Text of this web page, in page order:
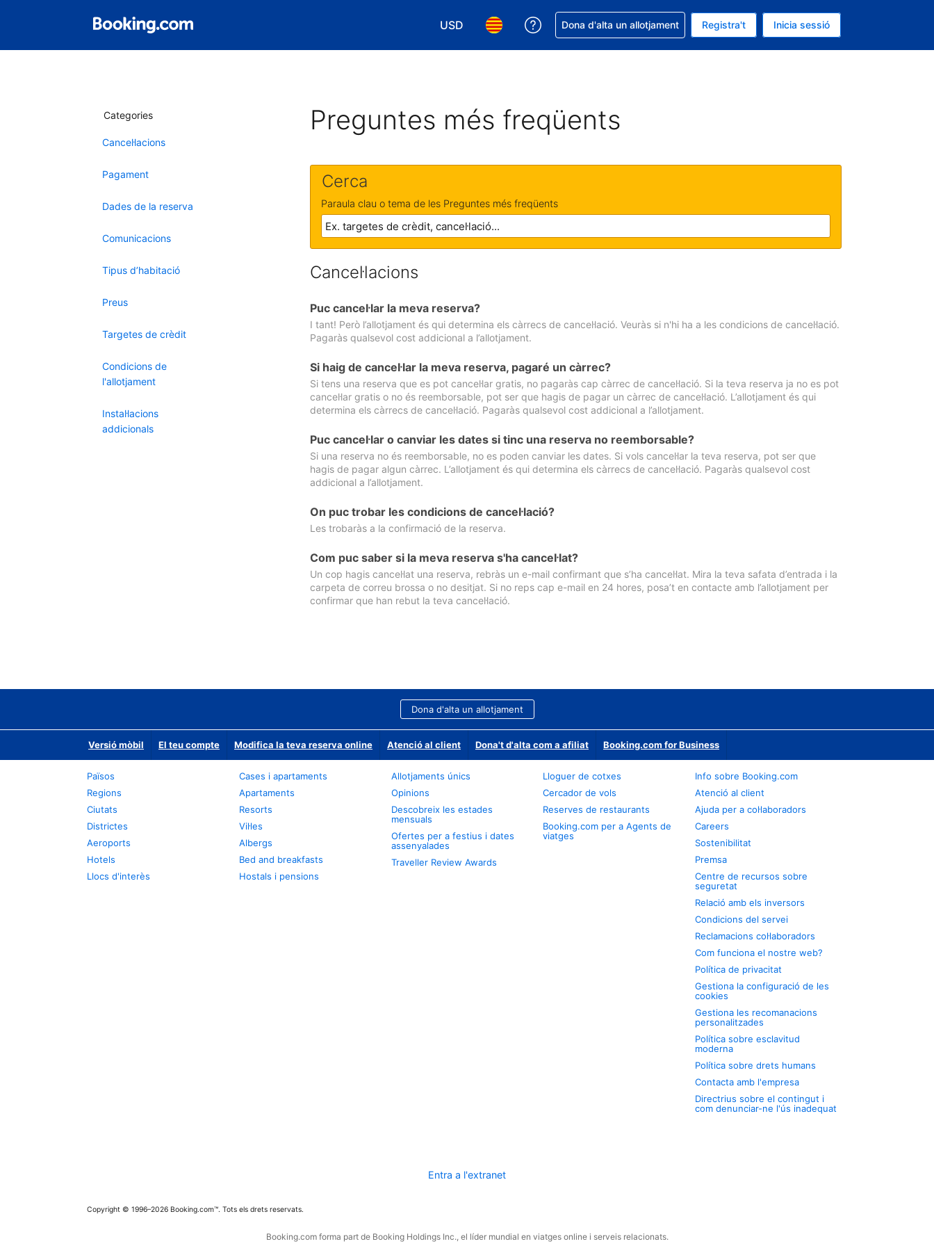
USD
Tria la moneda. La moneda actual és Dòlar dels Estats Units
Tria l'idioma. L'idioma actual és Català
Rep ajuda amb la reserva
Dona d'alta un allotjament Registra't Inicia sessió
Categories
Cancel·lacions
Pagament
Dades de la reserva
Comunicacions
Tipus d’habitació
Preus
Targetes de crèdit
Condicions de
l'allotjament
Instal·lacions
addicionals
Preguntes més freqüents
Cerca
Paraula clau o tema de les Preguntes més freqüents
Cancel·lacions
Puc cancel·lar la meva reserva?
I tant! Però l’allotjament és qui determina els càrrecs de cancel·lació. Veuràs si n'hi ha a les condicions de cancel·lació.
Pagaràs qualsevol cost addicional a l’allotjament.
Si haig de cancel·lar la meva reserva, pagaré un càrrec?
Si tens una reserva que es pot cancel·lar gratis, no pagaràs cap càrrec de cancel·lació. Si la teva reserva ja no es pot
cancel·lar gratis o no és reemborsable, pot ser que hagis de pagar un càrrec de cancel·lació. L’allotjament és qui
determina els càrrecs de cancel·lació. Pagaràs qualsevol cost addicional a l’allotjament.
Puc cancel·lar o canviar les dates si tinc una reserva no reemborsable?
Si una reserva no és reemborsable, no es poden canviar les dates. Si vols cancel·lar la teva reserva, pot ser que
hagis de pagar algun càrrec. L’allotjament és qui determina els càrrecs de cancel·lació. Pagaràs qualsevol cost
addicional a l’allotjament.
On puc trobar les condicions de cancel·lació?
Les trobaràs a la confirmació de la reserva.
Com puc saber si la meva reserva s'ha cancel·lat?
Un cop hagis cancel·lat una reserva, rebràs un e-mail confirmant que s’ha cancel·lat. Mira la teva safata d’entrada i la
carpeta de correu brossa o no desitjat. Si no reps cap e-mail en 24 hores, posa’t en contacte amb l’allotjament per
confirmar que han rebut la teva cancel·lació.
Dona d'alta un allotjament
Versió mòbil El teu compte Modifica la teva reserva online Atenció al client Dona't d'alta com a afiliat Booking.com for Business
Països
Regions
Ciutats
Districtes
Aeroports
Hotels
Llocs d'interès
Cases i apartaments
Apartaments
Resorts
Vil·les
Albergs
Bed and breakfasts
Hostals i pensions
Allotjaments únics
Opinions
Descobreix les estades
mensuals
Ofertes per a festius i dates
assenyalades
Traveller Review Awards
Lloguer de cotxes
Cercador de vols
Reserves de restaurants
Booking.com per a Agents de
viatges
Info sobre Booking.com
Atenció al client
Ajuda per a col·laboradors
Careers
Sostenibilitat
Premsa
Centre de recursos sobre
seguretat
Relació amb els inversors
Condicions del servei
Reclamacions col·laboradors
Com funciona el nostre web?
Política de privacitat
Gestiona la configuració de les
cookies
Gestiona les recomanacions
personalitzades
Política sobre esclavitud
moderna
Política sobre drets humans
Contacta amb l'empresa
Directrius sobre el contingut i
com denunciar-ne l'ús inadequat
Entra a l'extranet
Copyright © 1996–2026 Booking.com™. Tots els drets reservats.
Booking.com forma part de Booking Holdings Inc., el líder mundial en viatges online i serveis relacionats.